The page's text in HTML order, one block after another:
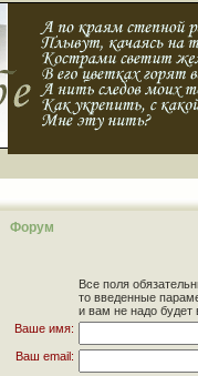
Форум
Все поля
то введенные
и вам не надо будет
Ваше имя:
Ваш email: